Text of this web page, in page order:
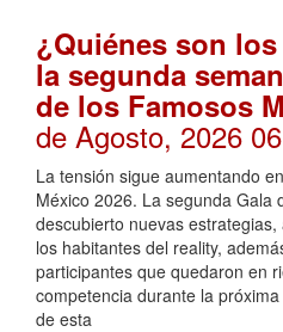
¿Quiénes son
la segunda
de los Famosos
de Agosto, 2026
La tensión sigue aumentando
México 2026. La segunda Gala
descubierto nuevas
los habitantes del reality,
participantes que quedaron en
competencia durante la
de esta